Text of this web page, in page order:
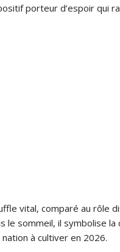
porteur d’espoir qui
vital, comparé au rôle
le sommeil, il symbolise la
à cultiver en 2026.